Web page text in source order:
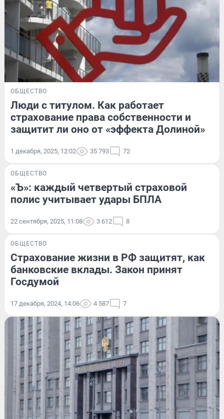
ОБЩЕСТВО
Люди с титулом. Как работает
страхование права собственности и
защитит ли оно от «эффекта Долиной»
1 декабря, 2025, 12:02 35 793 72
ОБЩЕСТВО
«Ъ»: каждый четвертый страховой
полис учитывает удары БПЛА
22 сентября, 2025, 11:08 3 612 8
ОБЩЕСТВО
Страхование жизни в РФ защитят, как
банковские вклады. Закон принят
Госдумой
17 декабря, 2024, 14:06 4 587 7